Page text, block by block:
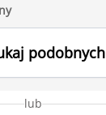
podobnych
lub